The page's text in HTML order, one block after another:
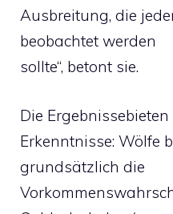
Ausbreitung, die
beobachtet werden
sollte“, betont sie.
Die
Erkenntnisse: Wölfe
grundsätzlich die